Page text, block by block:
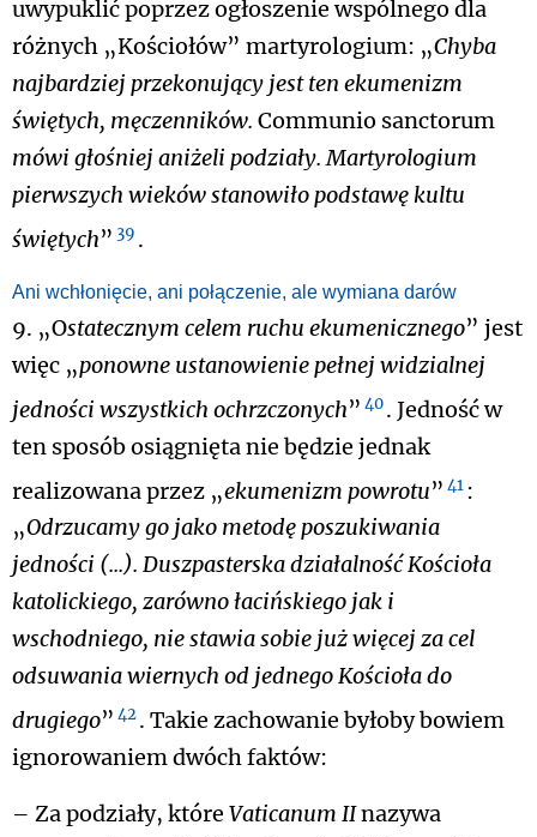
uwypuklić poprzez ogłoszenie wspólnego dla
różnych „Kościołów” martyrologium: „Chyba
najbardziej przekonujący jest ten ekumenizm
świętych, męczenników. Communio sanctorum
mówi głośniej aniżeli podziały. Martyrologium
pierwszych wieków stanowiło podstawę kultu
świętych” 39 .
Ani wchłonięcie, ani połączenie, ale wymiana darów
9. „Ostatecznym celem ruchu ekumenicznego” jest
więc „ponowne ustanowienie pełnej widzialnej
jedności wszystkich ochrzczonych” 40. Jedność w
ten sposób osiągnięta nie będzie jednak
realizowana przez „ekumenizm powrotu” 41 :
„Odrzucamy go jako metodę poszukiwania
jedności (...). Duszpasterska działalność Kościoła
katolickiego, zarówno łacińskiego jak i
wschodniego, nie stawia sobie już więcej za cel
odsuwania wiernych od jednego Kościoła do
drugiego” 42. Takie zachowanie byłoby bowiem
ignorowaniem dwóch faktów:
– Za podziały, które Vaticanum IInazywa